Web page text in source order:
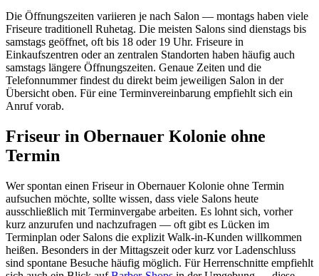
Die Öffnungszeiten variieren je nach Salon — montags haben viele
Friseure traditionell Ruhetag. Die meisten Salons sind dienstags bis
samstags geöffnet, oft bis 18 oder 19 Uhr. Friseure in
Einkaufszentren oder an zentralen Standorten haben häufig auch
samstags längere Öffnungszeiten. Genaue Zeiten und die
Telefonnummer findest du direkt beim jeweiligen Salon in der
Übersicht oben. Für eine Terminvereinbarung empfiehlt sich ein
Anruf vorab.
Friseur in Obernauer Kolonie ohne
Termin
Wer spontan einen Friseur in Obernauer Kolonie ohne Termin
aufsuchen möchte, sollte wissen, dass viele Salons heute
ausschließlich mit Terminvergabe arbeiten. Es lohnt sich, vorher
kurz anzurufen und nachzufragen — oft gibt es Lücken im
Terminplan oder Salons die explizit Walk-in-Kunden willkommen
heißen. Besonders in der Mittagszeit oder kurz vor Ladenschluss
sind spontane Besuche häufig möglich. Für Herrenschnitte empfiehlt